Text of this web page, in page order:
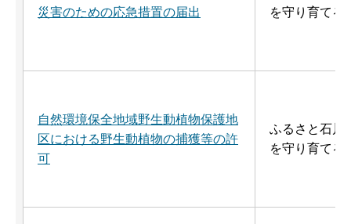
災害のための応急措置の届出
を守り育てる
自然環境保全地域野生動植物保護地
区における野生動植物の捕獲等の許
可
ふるさと石川
を守り育てる